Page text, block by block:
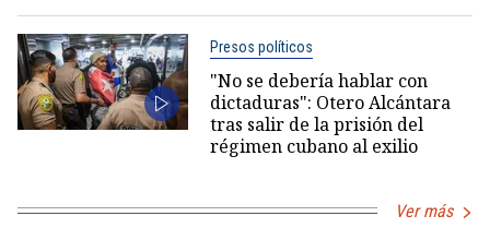
Presos políticos
"No se debería hablar con
dictaduras": Otero Alcántara
tras salir de la prisión del
régimen cubano al exilio
Ver más